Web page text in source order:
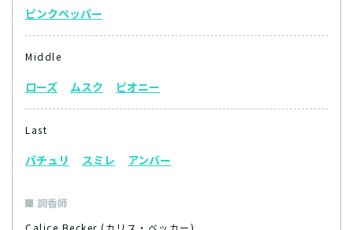
ピンクペッパー
Middle
ローズ ムスク ピオニー
Last
パチュリ スミレ アンバー
調香師
Calice Becker (カリス・ベッカー)